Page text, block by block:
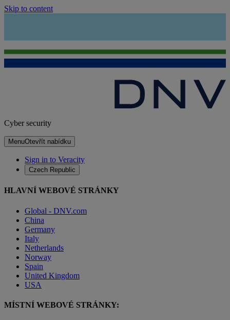
Skip to content
Cyber security
MenuOtevřít nabídku
Sign in to Veracity
Czech Republic
HLAVNÍ WEBOVÉ STRÁNKY
Global - DNV.com
China
Germany
Italy
Netherlands
Norway
Spain
United Kingdom
USA
MÍSTNÍ WEBOVÉ STRÁNKY: